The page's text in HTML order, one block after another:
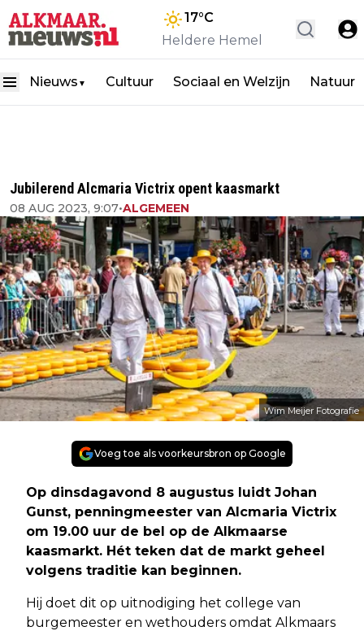
17°C
Heldere Hemel
Nieuws ▼ Cultuur Sociaal en Welzijn Natuur
Jubilerend Alcmaria Victrix opent kaasmarkt
08 AUG 2023, 9:07•ALGEMEEN
Wim Meijer Fotografie
Voeg toe als voorkeursbron op Google
Op dinsdagavond 8 augustus luidt Johan
Gunst, penningmeester van Alcmaria Victrix
om 19.00 uur de bel op de Alkmaarse
kaasmarkt. Hét teken dat de markt geheel
volgens traditie kan beginnen.
Hij doet dit op uitnodiging het college van
burgemeester en wethouders omdat Alkmaars